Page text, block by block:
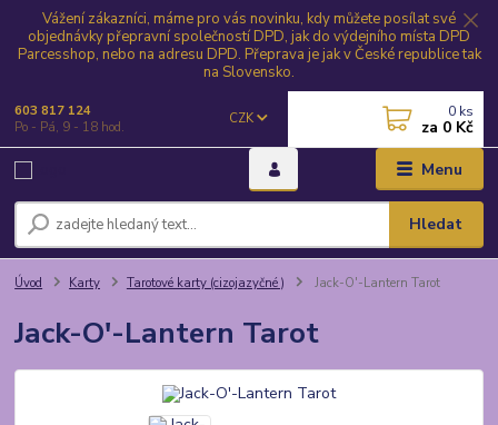
Vážení zákazníci, máme pro vás novinku, kdy můžete posílat své
objednávky přepravní společností DPD, jak do výdejního místa DPD
Parcesshop, nebo na adresu DPD. Přeprava je jak v České republice tak
na Slovensko.
Menu
CZK
Hledat
603 817 124
Po - Pá, 9 - 18 hod.
0 ks
za 0 Kč
Úvod Karty Tarotové karty (cizojazyčné ) Jack-O'-Lantern Tarot
Jack-O'-Lantern Tarot